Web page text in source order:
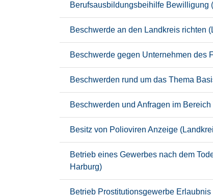
Berufsausbildungsbeihilfe Bewilligung
Beschwerde an den Landkreis richten
Beschwerde gegen Unternehmen des
Beschwerden rund um das Thema
Beschwerden und Anfragen im
Besitz von Polioviren Anzeige
Betrieb eines Gewerbes nach dem
Harburg)
Betrieb Prostitutionsgewerbe